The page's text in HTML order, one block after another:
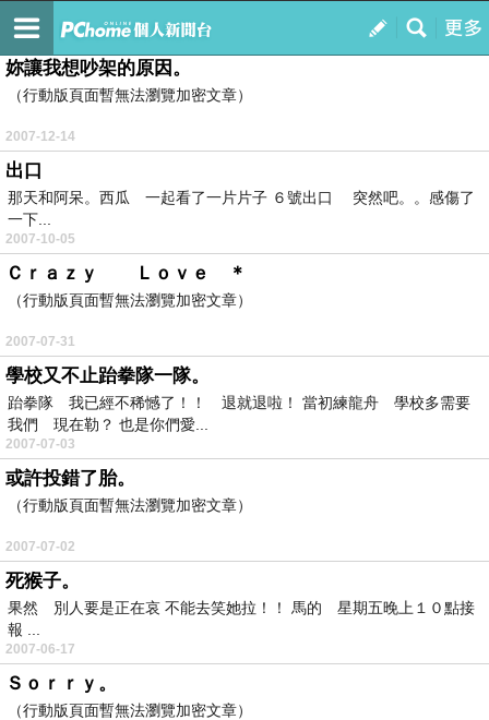
我的
訂閱
如果有妳在 世界都不一樣
妳讓我想吵架的原因。
（行動版頁面暫無法瀏覽加密文章）
2007-12-14
出口
那天和阿呆。西瓜 一起看了一片片子 ６號出口 突然吧。。感傷了
一下...
2007-10-05
Ｃｒａｚｙ Ｌｏｖｅ ＊
（行動版頁面暫無法瀏覽加密文章）
2007-07-31
學校又不止跆拳隊一隊。
跆拳隊 我已經不稀憾了！！ 退就退啦！ 當初練龍舟 學校多需要
我們 現在勒？ 也是你們愛...
2007-07-03
或許投錯了胎。
（行動版頁面暫無法瀏覽加密文章）
2007-07-02
死猴子。
果然 別人要是正在哀 不能去笑她拉！！ 馬的 星期五晚上１０點接
報 ...
2007-06-17
Ｓｏｒｒｙ。
（行動版頁面暫無法瀏覽加密文章）